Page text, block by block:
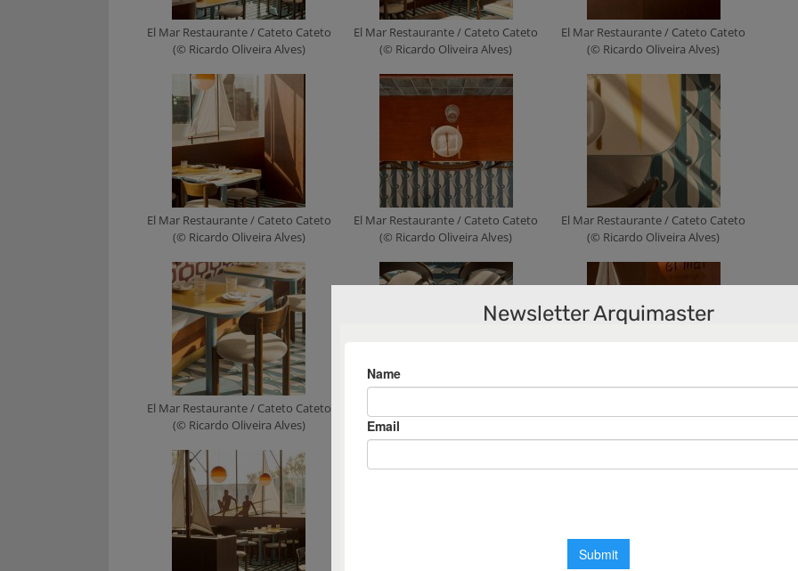
El Mar Restaurante / Cateto Cateto
(© Ricardo Oliveira Alves)
El Mar Restaurante / Cateto Cateto
(© Ricardo Oliveira Alves)
El Mar Restaurante / Cateto Cateto
(© Ricardo Oliveira Alves)
El Mar Restaurante / Cateto Cateto
(© Ricardo Oliveira Alves)
El Mar Restaurante / Cateto Cateto
(© Ricardo Oliveira Alves)
El Mar Restaurante / Cateto Cateto
(© Ricardo Oliveira Alves)
El Mar Restaurante / Cateto Cateto
(© Ricardo Oliveira Alves)
(© Ricardo Oliveira Alves)
Newsletter Arquimaster